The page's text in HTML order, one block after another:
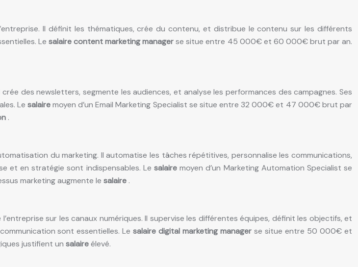
Il définit les thématiques, crée du contenu, et distribue le contenu sur les différents
Lesalaire content marketing managerse situe entre 45 000€ et 60 000€ brut par an.
des newsletters, segmente les audiences, et analyse les performances des campagnes. Ses
Le salairemoyen d’un Email Marketing Specialist se situe entre 32 000€ et 47 000€ brut par
.
du marketing. Il automatise les tâches répétitives, personnalise les communications,
et en stratégie sont indispensables. Le salairemoyen d’un Marketing Automation Specialist se
marketing augmente le salaire .
sur les canaux numériques. Il supervise les différentes équipes, définit les objectifs, et
sont essentielles. Lesalaire digital marketing managerse situe entre 50 000€ et
justifient un salaireélevé.